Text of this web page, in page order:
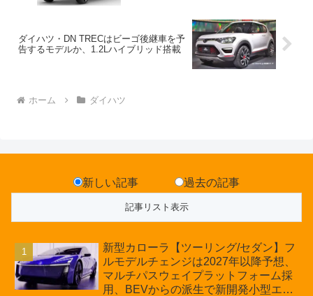
ダイハツ・DN TRECはビーゴ後継車を予
告するモデルか、1.2Lハイブリッド搭載
ホーム ダイハツ
新しい記事 過去の記事
新型カローラ【ツーリング/セダン】フ
ルモデルチェンジは2027年以降予想、
マルチパスウェイプラットフォーム採
用、BEVからの派生で新開発小型エン